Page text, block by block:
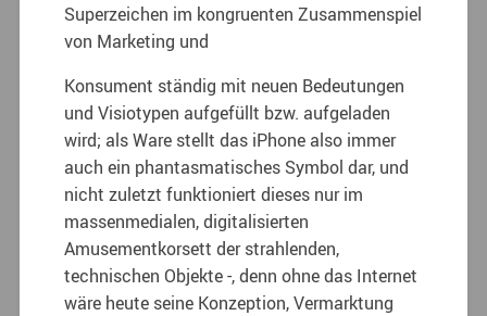
Superzeichen im kongruenten Zusammenspiel
von Marketing und
Konsument ständig mit neuen Bedeutungen
und Visiotypen aufgefüllt bzw. aufgeladen
wird; als Ware stellt das iPhone also immer
auch ein phantasmatisches Symbol dar, und
nicht zuletzt funktioniert dieses nur im
massenmedialen, digitalisierten
Amusementkorsett der strahlenden,
technischen Objekte -, denn ohne das Internet
wäre heute seine Konzeption, Vermarktung